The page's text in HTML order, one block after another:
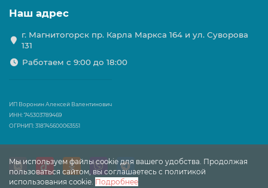
Мы используем файлы cookie для вашего удобства. Продолжая
пользоваться сайтом, вы соглашаетесь с политикой
использования cookie. Подробнее
Наш адрес
г. Магнитогорск пр. Карла Маркса 164 и ул. Суворова
131
Работаем с 9:00 до 18:00
ИП Воронин Алексей Валентинович
ИНН: 745303789469
ОГРНИП: 318745600063551